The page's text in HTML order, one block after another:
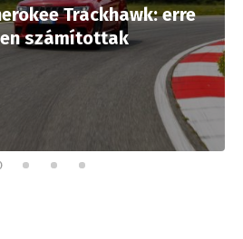
Trackhawk: erre
számítottak